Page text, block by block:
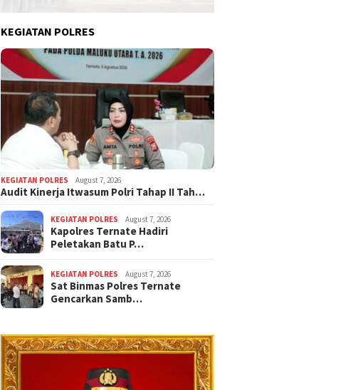
KEGIATAN POLRES
KEGIATAN POLRES August 7, 2026
Audit Kinerja Itwasum Polri Tahap II Tah…
KEGIATAN POLRES August 7, 2026
Kapolres Ternate Hadiri
Peletakan Batu P…
KEGIATAN POLRES August 7, 2026
Sat Binmas Polres Ternate
Gencarkan Samb…